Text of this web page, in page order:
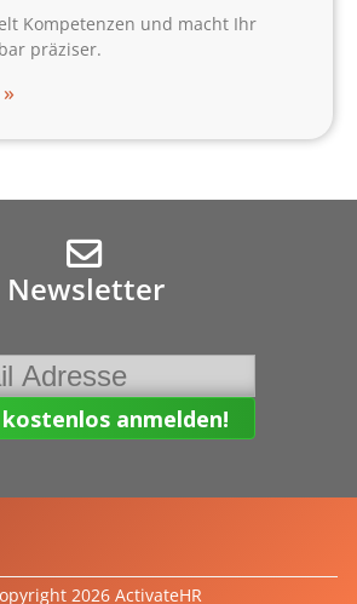
Kompetenzen und macht Ihr
präziser.
Newsletter
2026 ActivateHR